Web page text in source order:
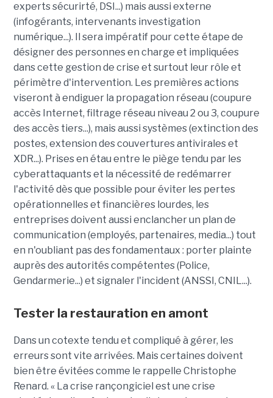
experts sécurirté, DSI...) mais aussi externe
(infogérants, intervenants investigation
numérique...). Il sera impératif pour cette étape de
désigner des personnes en charge et impliquées
dans cette gestion de crise et surtout leur rôle et
périmètre d'intervention. Les premières actions
viseront à endiguer la propagation réseau (coupure
accès Internet, filtrage réseau niveau 2 ou 3, coupure
des accès tiers...), mais aussi systèmes (extinction des
postes, extension des couvertures antivirales et
XDR...). Prises en étau entre le piège tendu par les
cyberattaquants et la nécessité de redémarrer
l'activité dès que possible pour éviter les pertes
opérationnelles et financières lourdes, les
entreprises doivent aussi enclancher un plan de
communication (employés, partenaires, media...) tout
en n'oubliant pas des fondamentaux : porter plainte
auprès des autorités compétentes (Police,
Gendarmerie...) et signaler l'incident (ANSSI, CNIL...).
Tester la restauration en amont
Dans un cotexte tendu et compliqué à gérer, les
erreurs sont vite arrivées. Mais certaines doivent
bien être évitées comme le rappelle Christophe
Renard. « La crise rançongiciel est une crise